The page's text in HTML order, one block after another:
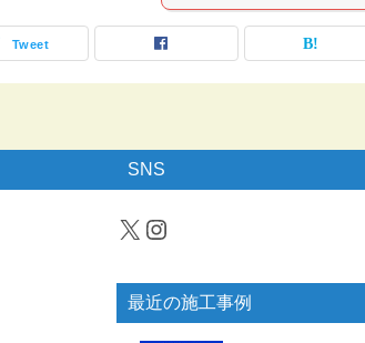
Tweet
SNS
X Instagram
最近の施工事例